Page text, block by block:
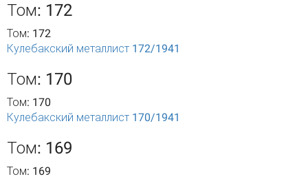
Том: 172
Том: 172
Кулебакский металлист 172/1941
Том: 170
Том: 170
Кулебакский металлист 170/1941
Том: 169
Том: 169